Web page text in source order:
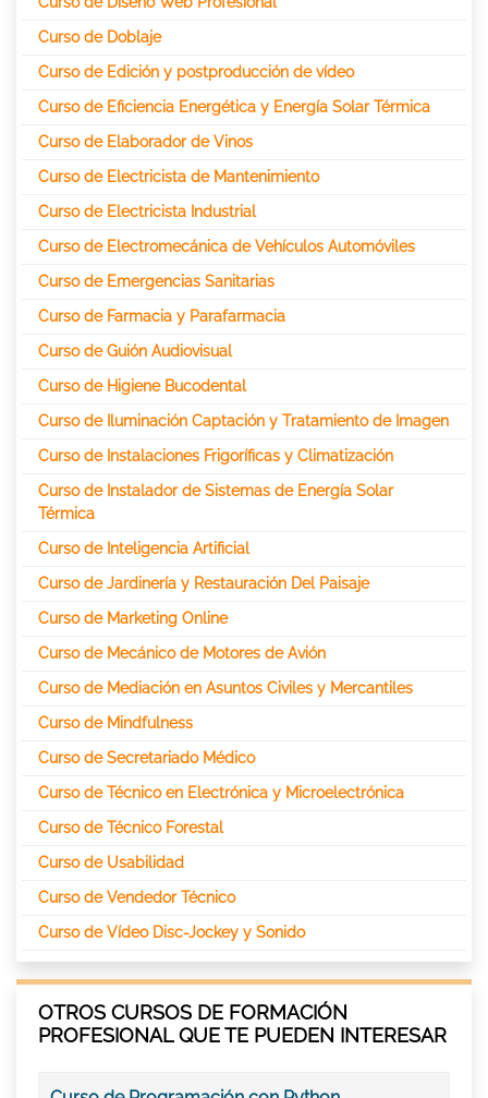
Curso de Doblaje
Curso de Edición y postproducción de vídeo
Curso de Eficiencia Energética y Energía Solar Térmica
Curso de Elaborador de Vinos
Curso de Electricista de Mantenimiento
Curso de Electricista Industrial
Curso de Electromecánica de Vehículos Automóviles
Curso de Emergencias Sanitarias
Curso de Farmacia y Parafarmacia
Curso de Guión Audiovisual
Curso de Higiene Bucodental
Curso de Iluminación Captación y Tratamiento de Imagen
Curso de Instalaciones Frigoríficas y Climatización
Curso de Instalador de Sistemas de Energía Solar
Térmica
Curso de Inteligencia Artificial
Curso de Jardinería y Restauración Del Paisaje
Curso de Marketing Online
Curso de Mecánico de Motores de Avión
Curso de Mediación en Asuntos Civiles y Mercantiles
Curso de Mindfulness
Curso de Secretariado Médico
Curso de Técnico en Electrónica y Microelectrónica
Curso de Técnico Forestal
Curso de Usabilidad
Curso de Vendedor Técnico
Curso de Vídeo Disc-Jockey y Sonido
OTROS CURSOS DE FORMACIÓN
PROFESIONAL QUE TE PUEDEN INTERESAR